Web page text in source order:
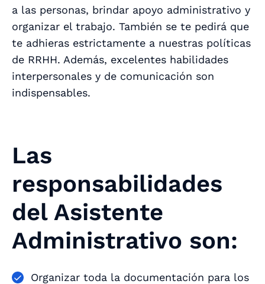
a las personas, brindar apoyo administrativo y
organizar el trabajo. También se te pedirá que
te adhieras estrictamente a nuestras políticas
de RRHH. Además, excelentes habilidades
interpersonales y de comunicación son
indispensables.
Las
responsabilidades
del Asistente
Administrativo son:
Organizar toda la documentación para los